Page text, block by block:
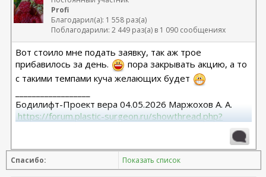
Profi
Благодарил(а): 1 558 раз(а)
Поблагодарили: 2 449 раз(а) в 1 090 сообщениях
Вот стоило мне подать заявку, так аж трое
прибавилось за день.
пора закрывать акцию, а то
с такими темпами куча желающих будет
Бодилифт-Проект вера 04.05.2026 Маржохов А. А.
https://forum.plastic-surgeon.ru/showthread.php?
Грудь - ментор 325 сс+ высокий профиль.База 11,5 от
06.04.2023
Липосакция подбородка 18.12.2023
Спасибо: Показать список